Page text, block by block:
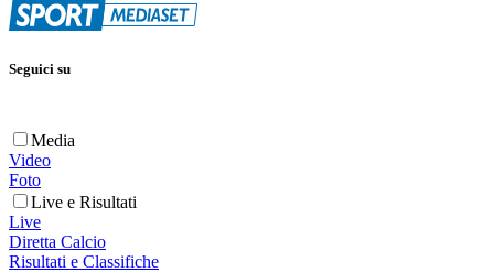
Seguici su
Media
Video
Foto
Live e Risultati
Live
Diretta Calcio
Risultati e Classifiche